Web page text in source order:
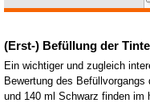
(Erst-) Befüllung der
Ein wichtiger und zugleich
Bewertung des
und 140 ml Schwarz finden im